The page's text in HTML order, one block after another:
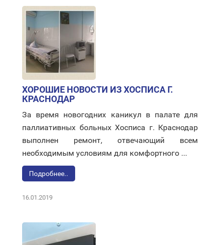
ХОРОШИЕ НОВОСТИ ИЗ ХОСПИСА Г.
КРАСНОДАР
За время новогодних каникул в палате для
паллиативных больных Хосписа г. Краснодар
выполнен ремонт, отвечающий всем
необходимым условиям для комфортного ...
Подробнее..
16.01.2019